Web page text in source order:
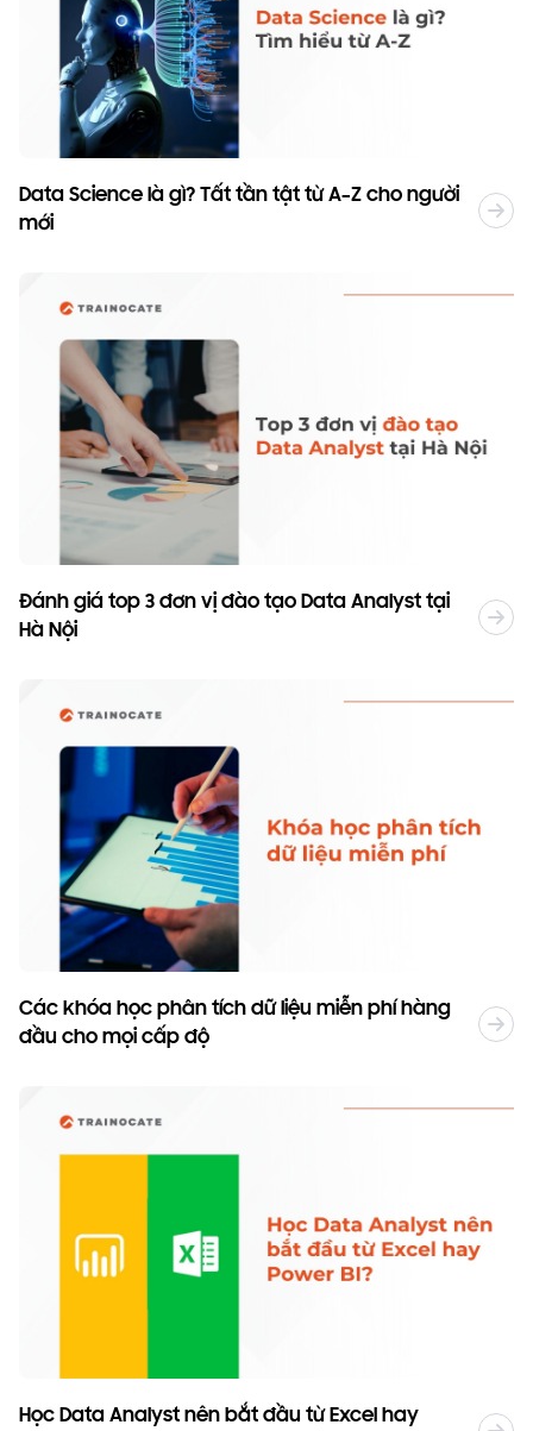
Data Science là gì? Tất tần tật từ A–Z cho người
mới
Đánh giá top 3 đơn vị đào tạo Data Analyst tại
Hà Nội
Các khóa học phân tích dữ liệu miễn phí hàng
đầu cho mọi cấp độ
Học Data Analyst nên bắt đầu từ Excel hay